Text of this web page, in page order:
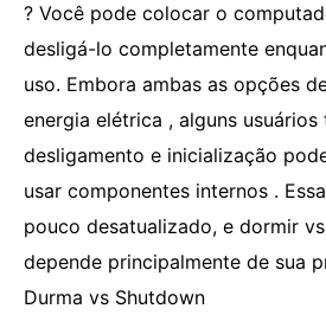
? Você pode colocar o
desligá-lo completamente
uso. Embora ambas as opções
energia elétrica , alguns
desligamento e inicialização
usar componentes internos .
pouco desatualizado, e dormir
depende principalmente de sua
Durma vs Shutdown